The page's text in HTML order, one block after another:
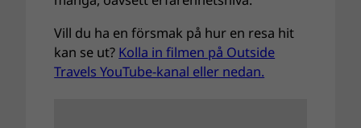
Vill du ha en försmak på hur en resa hit
kan se ut? Kolla in filmen på Outside
Travels YouTube-kanal eller nedan.